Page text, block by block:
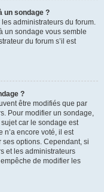
un sondage ?
administrateurs du forum.
un sondage vous semble
du forum s’il est
?
être modifiés que par
Pour modifier un sondage,
car le sondage est
encore voté, il est
options. Cependant, si
et les administrateurs
de modifier les